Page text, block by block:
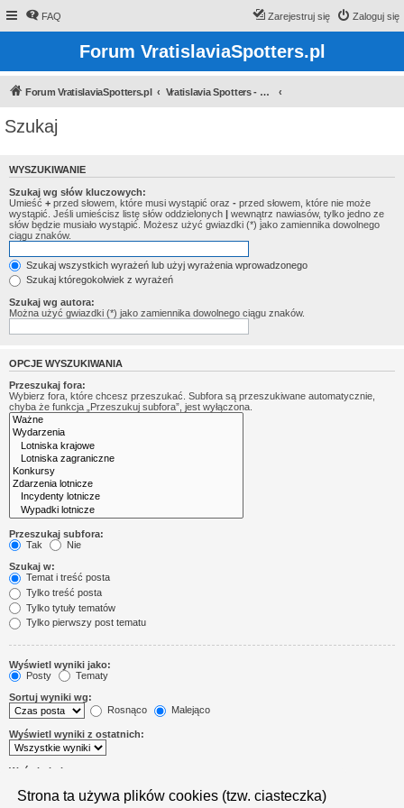
Strona ta używa plików cookies (tzw. ciasteczka)
FAQ Zaloguj się
Zarejestruj się
Forum VratislaviaSpotters.pl
Forum VratislaviaSpotters.pl Vratislavia Spotters - Wroclawska grupa spotterska
Szukaj
WYSZUKIWANIE
Szukaj wg słów kluczowych:
Umieść + przed słowem, które musi wystąpić oraz - przed słowem, które nie może
wystąpić. Jeśli umieścisz listę słów oddzielonych | wewnątrz nawiasów, tylko jedno ze
słów będzie musiało wystąpić. Możesz użyć gwiazdki (*) jako zamiennika dowolnego
ciągu znaków.
Szukaj wszystkich wyrażeń lub użyj wyrażenia wprowadzonego
Szukaj któregokolwiek z wyrażeń
Szukaj wg autora:
Można użyć gwiazdki (*) jako zamiennika dowolnego ciągu znaków.
OPCJE WYSZUKIWANIA
Przeszukaj fora:
Wybierz fora, które chcesz przeszukać. Subfora są przeszukiwane automatycznie,
chyba że funkcja „Przeszukuj subfora”, jest wyłączona.
Przeszukaj subfora:
Tak
Nie
Szukaj w:
Temat i treść posta
Tylko treść posta
Tylko tytuły tematów
Tylko pierwszy post tematu
Wyświetl wyniki jako:
Posty
Tematy
Sortuj wyniki wg:
Rosnąco
Malejąco
Wyświetl wyniki z ostatnich:
Wyświetl pierwsze:
znaków w poście